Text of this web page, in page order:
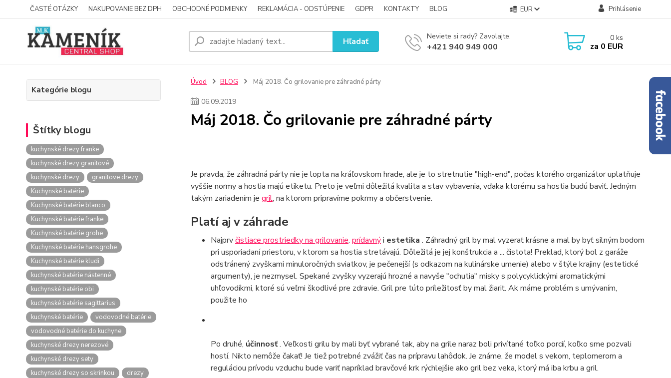
ČASTÉ OTÁZKY NAKUPOVANIE BEZ DPH OBCHODNÉ PODMIENKY REKLAMÁCIA - ODSTÚPENIE GDPR KONTAKTY BLOG EUR Prihlásenie
Hľadať Neviete si rady? Zavolajte.
+421 940 949 000
0 ks
za 0 EUR
Kategórie blogu
Štítky blogu
kuchynské drezy franke
kuchynské drezy granitové
kuchynské drezy
granitove drezy
Kuchynské batérie
Kuchynské batérie blanco
Kuchynské batérie franke
Kuchynské batérie grohe
Kuchynské batérie hansgrohe
Kuchynské batérie kludi
kuchynské batérie nástenné
kuchynské batérie obi
kuchynské batérie sagittarius
kuchynské batérie
vodovodné batérie
vodovodné batérie do kuchyne
kuchynské drezy nerezové
kuchynské drezy sety
kuchynské drezy so skrinkou
drezy
Úvod BLOG Máj 2018. Čo grilovanie pre záhradné párty
06.09.2019
Máj 2018. Čo grilovanie pre záhradné párty
Je pravda, že záhradná párty nie je lopta na kráľovskom hrade, ale je to stretnutie "high-end", počas ktorého organizátor uplatňuje
vyššie normy a hostia majú etiketu. Preto je veľmi dôležitá kvalita a stav vybavenia, vďaka ktorému sa hostia budú baviť. Jedným
takým zariadením je gril, na ktorom pripravíme pokrmy a občerstvenie.
Platí aj v záhrade
Najprvčistiace prostriedky na grilovanie. prídavnýi estetika . Záhradný gril by mal vyzerať krásne a mal by byť silným bodom
pri usporiadaní priestoru, v ktorom sa hostia stretávajú. Dôležitá je jej konštrukcia a ... čistota! Preklad, ktorý bol z garáže
odstránený zvyškami minuloročných sviatkov, je pečenejší (s odkazom na kulinárske umenie) alebo v štýle krajiny (estetické
argumenty), je nezmysel. Spekané zvyšky vyzerajú hrozné a navyše "ochutia" misky s polycyklickými aromatickými
uhľovodíkmi, ktoré sú veľmi škodlivé pre zdravie. Gril pre túto príležitosť by mal žiariť. Ak máme problém s umývaním,
použite ho
Po druhé, účinnosť. Veľkosti grilu by mali byť vybrané tak, aby na grile naraz boli privítané toľko porcií, koľko sme pozvali
hostí. Nikto nemôže čakať! Je tiež potrebné zvážiť čas na prípravu lahôdok. Je známe, že model s vekom, teplomerom a
reguláciou prívodu vzduchu bude variť napríklad bravčové krk rýchlejšie ako gril bez veka, ktorý má iba krbu a gril.